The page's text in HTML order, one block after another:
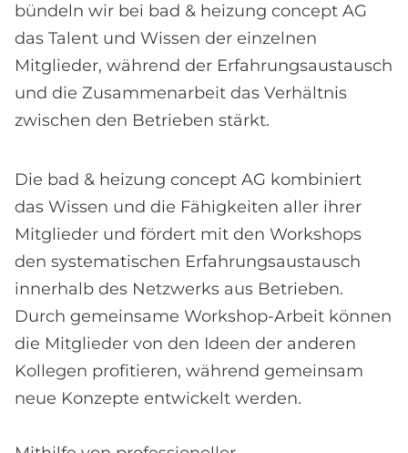
bündeln wir bei bad & heizung concept AG
das Talent und Wissen der einzelnen
Mitglieder, während der Erfahrungsaustausch
und die Zusammenarbeit das Verhältnis
zwischen den Betrieben stärkt.
Die bad & heizung concept AG kombiniert
das Wissen und die Fähigkeiten aller ihrer
Mitglieder und fördert mit den Workshops
den systematischen Erfahrungsaustausch
innerhalb des Netzwerks aus Betrieben.
Durch gemeinsame Workshop-Arbeit können
die Mitglieder von den Ideen der anderen
Kollegen profitieren, während gemeinsam
neue Konzepte entwickelt werden.